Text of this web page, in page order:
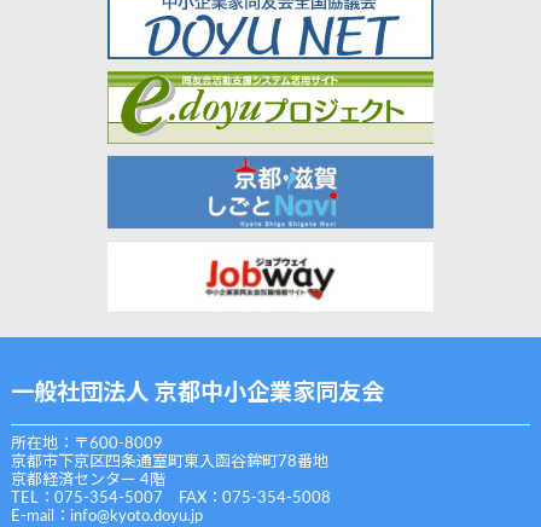
一般社団法人 京都中小企業家同友会
所在地：〒600-8009
京都市下京区四条通室町東入函谷鉾町78番地
京都経済センター 4階
TEL：075-354-5007 FAX：075-354-5008
E-mail： info@kyoto.doyu.jp